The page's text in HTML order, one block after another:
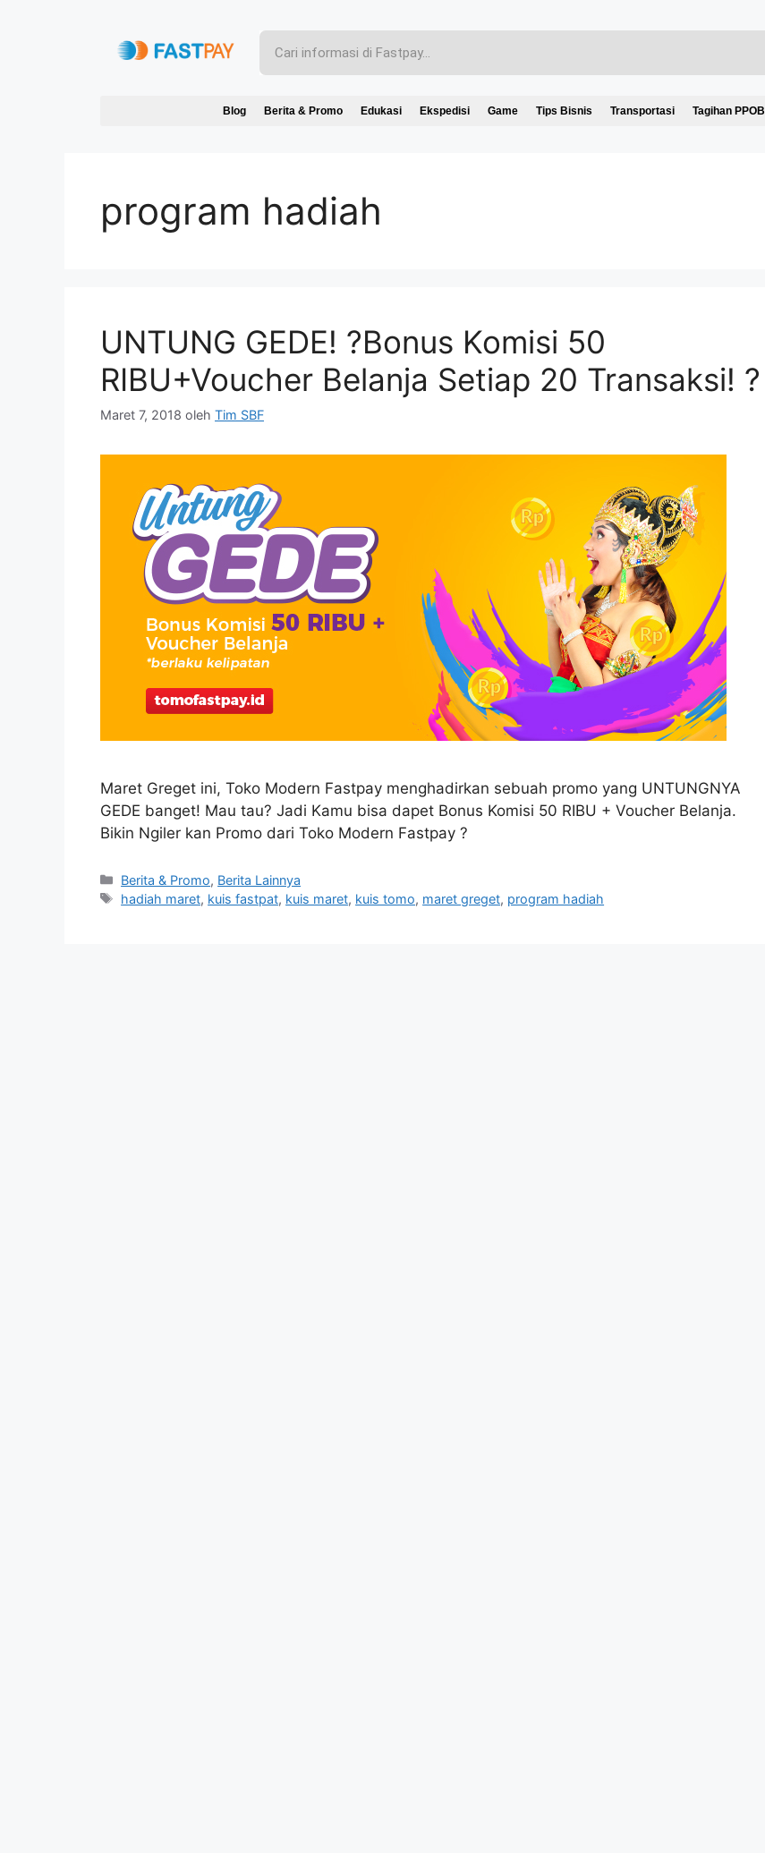
Blog Berita & Promo Edukasi Ekspedisi Game Tips Bisnis Transportasi Tagihan PPOB
program hadiah
UNTUNG GEDE! ?Bonus Komisi 50
RIBU+Voucher Belanja Setiap 20 Transaksi! ?
Maret 7, 2018 oleh Tim SBF
Maret Greget ini, Toko Modern Fastpay menghadirkan sebuah promo yang UNTUNGNYA
GEDE banget! Mau tau? Jadi Kamu bisa dapet Bonus Komisi 50 RIBU + Voucher Belanja.
Bikin Ngiler kan Promo dari Toko Modern Fastpay ?
Berita & Promo, Berita Lainnya
hadiah maret, kuis fastpat, kuis maret, kuis tomo, maret greget, program hadiah